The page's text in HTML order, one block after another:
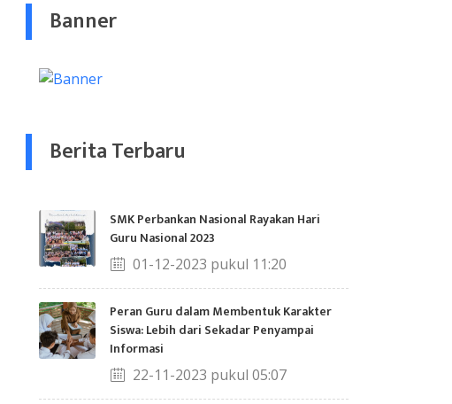
Banner
Berita Terbaru
SMK Perbankan Nasional Rayakan Hari
Guru Nasional 2023
01-12-2023 pukul 11:20
Peran Guru dalam Membentuk Karakter
Siswa: Lebih dari Sekadar Penyampai
Informasi
22-11-2023 pukul 05:07